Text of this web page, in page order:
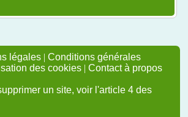
légales | Conditions générales
des cookies | Contact à propos
un site, voir l'article 4 des